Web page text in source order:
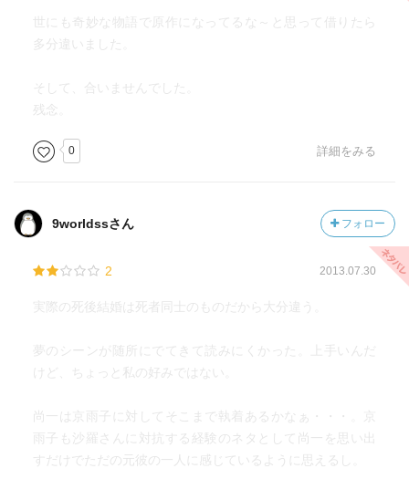
世にも奇妙な物語で原作になってるな～と思って借りたら
多分違いました。
そして、合いませんでした。
残念。
0 詳細をみる
9worldssさん フォロー
2 2013.07.30
実際の死後結婚は死者同士のものだから大分違う。
夢のシーンが随所にでてきて読みにくかった。上手いんだ
けど、ちょっと私の好みではない。
尚一は京雨子に対してそこまで執着あるかなぁ・・・。京
雨子も沙羅さんに対抗する経験のネタとして尚一を思い出
すだけでただの元彼の一人に感じているように思えるし。